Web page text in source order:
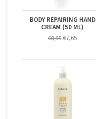
BODY REPAIRING HAND
CREAM (50 ML)
€8,95 €7,65